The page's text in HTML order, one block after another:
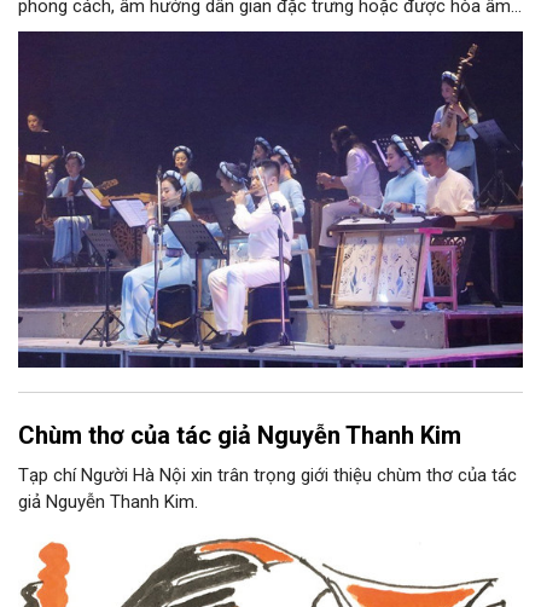
phong cách, âm hưởng dân gian đặc trưng hoặc được hòa âm,
phối khí mới trên nền tảng làn điệu âm nhạc truyền thống Việt
Nam, đồng thời phải được trình diễn trực tiếp bằng nhạc cụ dân
Chùm thơ của tác giả Nguyễn Thanh Kim
Tạp chí Người Hà Nội xin trân trọng giới thiệu chùm thơ của tác
giả Nguyễn Thanh Kim.